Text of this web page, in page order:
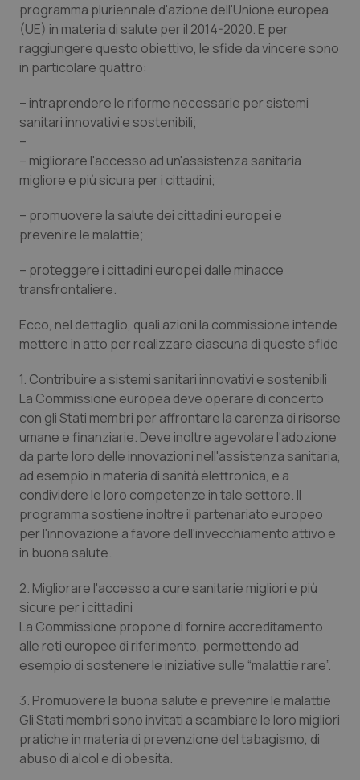
Basilicata
Calabria
Campania
Emilia-Romagna
Lazio
Liguria
Lombardia
Molise
Piemonte
Provincia Autonoma di Bolzano
Provincia Autonoma di Trento
Sardegna
Sicilia
Toscana
Umbria
Artrite & artrosi
Asma & BPCO
Car-T
Colesterolo & coronaropatie
Diabete & glucometri
Disturbi dell’umore
Dolore
Epatiti
HIV
Infezioni & Febbre
Ipertensione & Scompenso
Malattia di Crohn & Rettocolite Ulcerosa
Neuroscienze & patologie neurodegenerative
Obesità
Oftalmologia
QS Club Newsletter
programma pluriennale d'azione dell'Unione europea
(UE) in materia di salute per il 2014-2020. E per
raggiungere questo obiettivo, le sfide da vincere sono
in particolare quattro:
– intraprendere le riforme necessarie per sistemi
sanitari innovativi e sostenibili;
–
– migliorare l'accesso ad un'assistenza sanitaria
migliore e più sicura per i cittadini;
– promuovere la salute dei cittadini europei e
prevenire le malattie;
– proteggere i cittadini europei dalle minacce
transfrontaliere.
Ecco, nel dettaglio, quali azioni la commissione intende
mettere in atto per realizzare ciascuna di queste sfide
1. Contribuire a sistemi sanitari innovativi e sostenibili
La Commissione europea deve operare di concerto
con gli Stati membri per affrontare la carenza di risorse
umane e finanziarie. Deve inoltre agevolare l'adozione
da parte loro delle innovazioni nell'assistenza sanitaria,
ad esempio in materia di sanità elettronica, e a
condividere le loro competenze in tale settore. Il
programma sostiene inoltre il partenariato europeo
per l'innovazione a favore dell'invecchiamento attivo e
in buona salute.
2. Migliorare l'accesso a cure sanitarie migliori e più
sicure per i cittadini
La Commissione propone di fornire accreditamento
alle reti europee di riferimento, permettendo ad
esempio di sostenere le iniziative sulle “malattie rare”.
3. Promuovere la buona salute e prevenire le malattie
Gli Stati membri sono invitati a scambiare le loro migliori
pratiche in materia di prevenzione del tabagismo, di
abuso di alcol e di obesità.